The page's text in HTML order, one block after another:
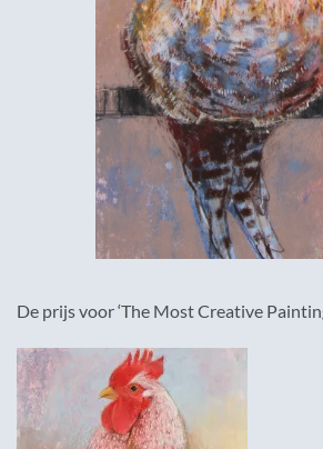
De prijs voor ‘The Most Creative